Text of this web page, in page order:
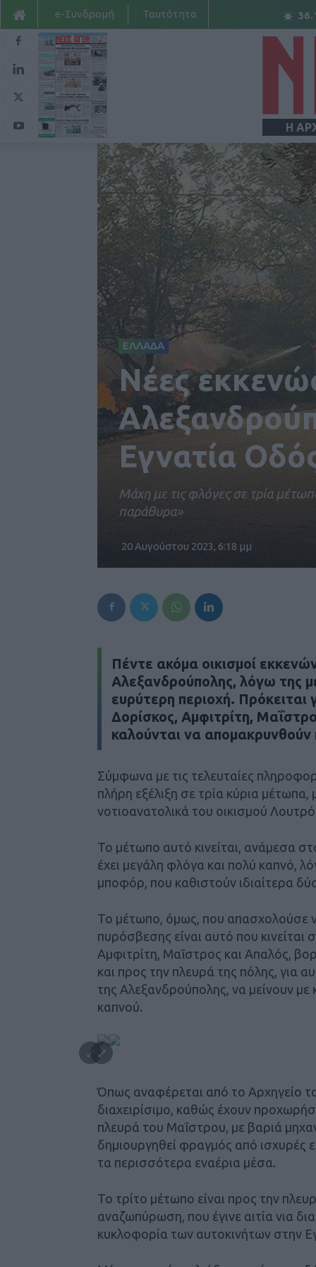
e-Συνδρομή Ταυτότητα
Η
ΕΛΛΑΔΑ
Νέες
Εγνατία
Μάχη με τις φλόγες σε τρία
παράθυρα»
20 Αυγούστου 2023, 6:18 μμ
Πέντε ακόμα οικισμοί
Αλεξανδρούπολης, λόγω της
ευρύτερη περιοχή. Πρόκειται
Δορίσκος, Αμφιτρίτη,
καλούνται να
Σύμφωνα με τις τελευταίες
πλήρη εξέλιξη σε τρία κύρια μέτωπα,
νοτιοανατολικά του οικισμού
Το μέτωπο αυτό κινείται, ανάμεσα
έχει μεγάλη φλόγα και πολύ καπνό,
μποφόρ, που καθιστούν ιδιαίτερα
Το μέτωπο, όμως, που απασχολούσε
πυρόσβεσης είναι αυτό που
Αμφιτρίτη, Μαΐστρος και Απαλός,
και προς την πλευρά της πόλης, για
της Αλεξανδρούπολης, να μείνουν
καπνού.
Όπως αναφέρεται από το Αρχηγείο
διαχειρίσιμο, καθώς έχουν
πλευρά του Μαΐστρου, με βαριά
δημιουργηθεί φραγμός από ισχυρές
τα περισσότερα εναέρια μέσα.
Το τρίτο μέτωπο είναι προς την
αναζωπύρωση, που έγινε αιτία νια
κυκλοφορία των αυτοκινήτων στην